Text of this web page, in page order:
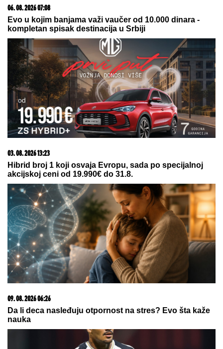
by Aklamator
07. 08. 2026 09:14
Сазнања „Политике”: Црна Гора следећа у војном
савезу Загреба, Тиране и Приштине